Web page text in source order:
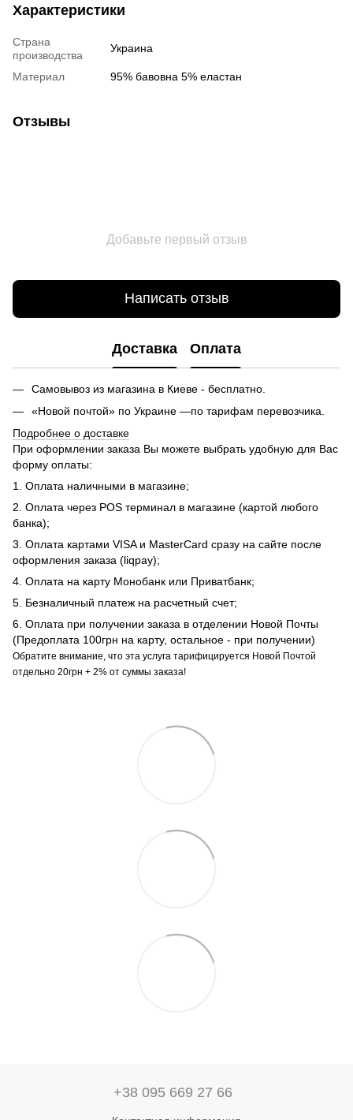
Характеристики
Страна
производства
Украина
Материал 95% бавовна 5% еластан
Отзывы
Добавьте первый отзыв
Написать отзыв
Доставка Оплата
Самовывоз из магазина в Киеве - бесплатно.
«Новой почтой» по Украине —по тарифам перевозчика.
Подробнее о доставке
При оформлении заказа Вы можете выбрать удобную для Вас
форму оплаты:
1. Оплата наличными в магазине;
2. Оплата через POS терминал в магазине (картой любого
банка);
3. Оплата картами VISA и MasterCard сразу на сайте после
оформления заказа (liqpay);
4. Оплата на карту Монобанк или Приватбанк;
5. Безналичный платеж на расчетный счет;
6. Оплата при получении заказа в отделении Новой Почты
(Предоплата 100грн на карту, остальное - при получении)
Обратите внимание, что эта услуга тарифицируется Новой Почтой
отдельно 20грн + 2% от суммы заказа!
+38 095 669 27 66